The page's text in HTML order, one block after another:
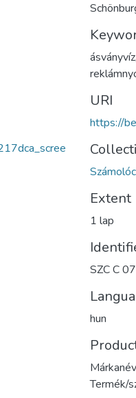
ásványvíz,
URI
https://
Extent
1 lap
SZC C
hun
Termék/